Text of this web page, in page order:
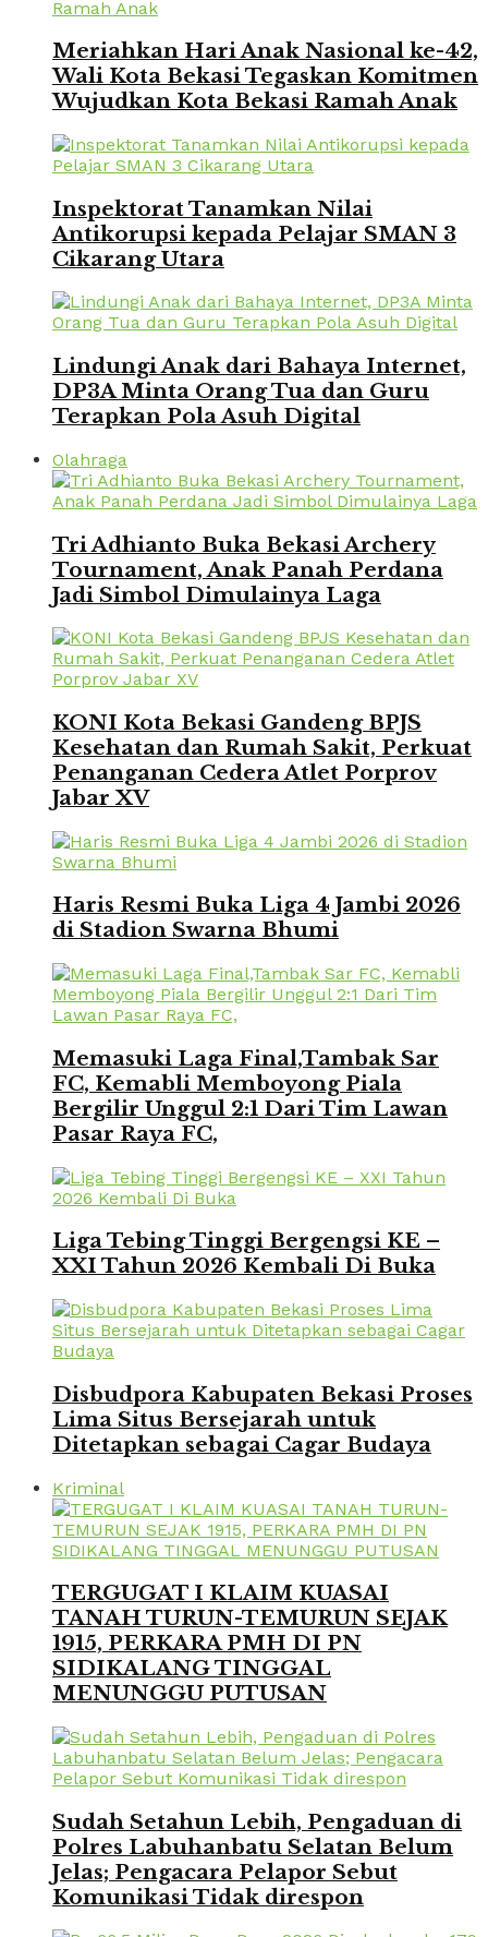
Meriahkan Hari Anak Nasional ke-42,
Wali Kota Bekasi Tegaskan Komitmen
Wujudkan Kota Bekasi Ramah Anak
Inspektorat Tanamkan Nilai
Antikorupsi kepada Pelajar SMAN 3
Cikarang Utara
Lindungi Anak dari Bahaya Internet,
DP3A Minta Orang Tua dan Guru
Terapkan Pola Asuh Digital
Olahraga
Tri Adhianto Buka Bekasi Archery
Tournament, Anak Panah Perdana
Jadi Simbol Dimulainya Laga
KONI Kota Bekasi Gandeng BPJS
Kesehatan dan Rumah Sakit, Perkuat
Penanganan Cedera Atlet Porprov
Jabar XV
Haris Resmi Buka Liga 4 Jambi 2026
di Stadion Swarna Bhumi
Memasuki Laga Final,Tambak Sar
FC, Kemabli Memboyong Piala
Bergilir Unggul 2:1 Dari Tim Lawan
Pasar Raya FC,
Liga Tebing Tinggi Bergengsi KE –
XXI Tahun 2026 Kembali Di Buka
Disbudpora Kabupaten Bekasi Proses
Lima Situs Bersejarah untuk
Ditetapkan sebagai Cagar Budaya
Kriminal
TERGUGAT I KLAIM KUASAI
TANAH TURUN-TEMURUN SEJAK
1915, PERKARA PMH DI PN
SIDIKALANG TINGGAL
MENUNGGU PUTUSAN
Sudah Setahun Lebih, Pengaduan di
Polres Labuhanbatu Selatan Belum
Jelas; Pengacara Pelapor Sebut
Komunikasi Tidak direspon